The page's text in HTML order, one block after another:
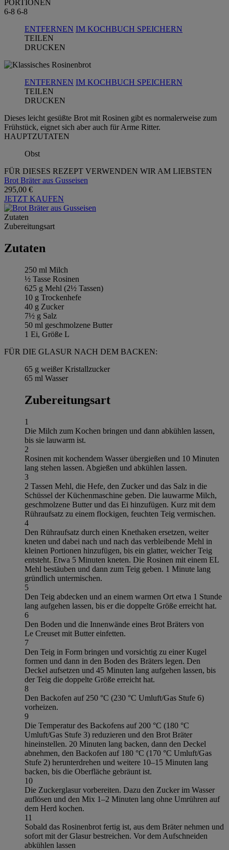
PORTIONEN
6-8 6-8
ENTFERNEN IM KOCHBUCH SPEICHERN
TEILEN
DRUCKEN
ENTFERNEN IM KOCHBUCH SPEICHERN
TEILEN
DRUCKEN
Dieses leicht gesüßte Brot mit Rosinen gibt es normalerweise zum
Frühstück, eignet sich aber auch für Arme Ritter.
HAUPTZUTATEN
Obst
FÜR DIESES REZEPT VERWENDEN WIR AM LIEBSTEN
Brot Bräter aus Gusseisen
295,00 €
JETZT KAUFEN
Zutaten
Zubereitungsart
Zutaten
250 ml Milch
½ Tasse Rosinen
625 g Mehl (2½ Tassen)
10 g Trockenhefe
40 g Zucker
7½ g Salz
50 ml geschmolzene Butter
1 Ei, Größe L
FÜR DIE GLASUR NACH DEM BACKEN:
65 g weißer Kristallzucker
65 ml Wasser
Zubereitungsart
1
Die Milch zum Kochen bringen und dann abkühlen lassen,
bis sie lauwarm ist.
2
Rosinen mit kochendem Wasser übergießen und 10 Minuten
lang stehen lassen. Abgießen und abkühlen lassen.
3
2 Tassen Mehl, die Hefe, den Zucker und das Salz in die
Schüssel der Küchenmaschine geben. Die lauwarme Milch,
geschmolzene Butter und das Ei hinzufügen. Kurz mit dem
Rühraufsatz zu einem flockigen, feuchten Teig vermischen.
4
Den Rühraufsatz durch einen Knethaken ersetzen, weiter
kneten und dabei nach und nach das verbleibende Mehl in
kleinen Portionen hinzufügen, bis ein glatter, weicher Teig
entsteht. Etwa 5 Minuten kneten. Die Rosinen mit einem EL
Mehl bestäuben und dann zum Teig geben. 1 Minute lang
gründlich untermischen.
5
Den Teig abdecken und an einem warmen Ort etwa 1 Stunde
lang aufgehen lassen, bis er die doppelte Größe erreicht hat.
6
Den Boden und die Innenwände eines Brot Bräters von
Le Creuset mit Butter einfetten.
7
Den Teig in Form bringen und vorsichtig zu einer Kugel
formen und dann in den Boden des Bräters legen. Den
Deckel aufsetzen und 45 Minuten lang aufgehen lassen, bis
der Teig die doppelte Größe erreicht hat.
8
Den Backofen auf 250 °C (230 °C Umluft/Gas Stufe 6)
vorheizen.
9
Die Temperatur des Backofens auf 200 °C (180 °C
Umluft/Gas Stufe 3) reduzieren und den Brot Bräter
hineinstellen. 20 Minuten lang backen, dann den Deckel
abnehmen, den Backofen auf 180 °C (170 °C Umluft/Gas
Stufe 2) herunterdrehen und weitere 10–15 Minuten lang
backen, bis die Oberfläche gebräunt ist.
10
Die Zuckerglasur vorbereiten. Dazu den Zucker im Wasser
auflösen und den Mix 1–2 Minuten lang ohne Umrühren auf
dem Herd kochen.
11
Sobald das Rosinenbrot fertig ist, aus dem Bräter nehmen und
sofort mit der Glasur bestreichen. Vor dem Aufschneiden
abkühlen lassen